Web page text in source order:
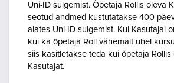
Uni-ID sulgemist. Õpetaja Rollis oleva
seotud andmed kustutatakse 400
alates Uni-ID sulgemist. Kui Kasutajal
kui ka õpetaja Roll vähemalt ühel
siis käsitletakse teda kui õpetaja Rollis
Kasutajat.